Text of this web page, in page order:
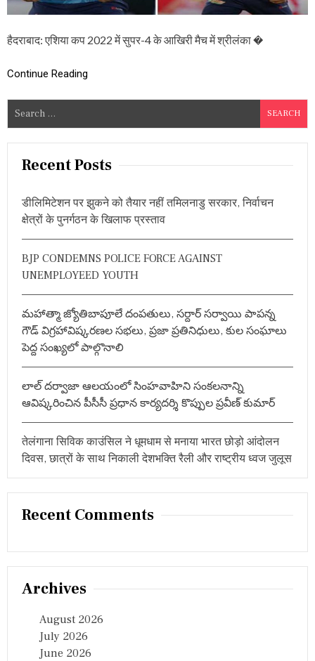
कि
न
को
च
म
दु
गा
औ
र
नि
सां
का
हैदराबाद: एशिया कप 2022 में सुपर-4 के आखिरी मैच में श्रीलंका �
Continue Reading
a
Recent Posts
डीलिमिटेशन पर झुकने को तैयार नहीं तमिलनाडु सरकार, निर्वाचन
क्षेत्रों के पुनर्गठन के खिलाफ प्रस्ताव
BJP CONDEMNS POLICE FORCE AGAINST
UNEMPLOYEED YOUTH
మహాత్మా జ్యోతిబాపూలే దంపతులు, సర్దార్ సర్వాయి పాపన్న
గౌడ్ విగ్రహావిష్కరణల సభలు, ప్రజా ప్రతినిధులు, కుల సంఘాలు
పెద్ద సంఖ్యలో పాల్గొనాలి
లాల్ దర్వాజా ఆలయంలో సింహవాహిని సంకలనాన్ని
ఆవిష్కరించిన పీసీసీ ప్రధాన కార్యదర్శి కొప్పుల ప్రవీణ్ కుమార్
तेलंगाना सिविक काउंसिल ने धूमधाम से मनाया भारत छोड़ो आंदोलन
दिवस, छात्रों के साथ निकाली देशभक्ति रैली और राष्ट्रीय ध्वज जुलूस
Recent Comments
Archives
August 2026
July 2026
June 2026